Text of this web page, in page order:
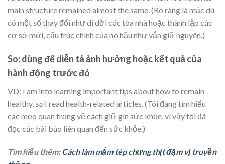
main structure remained almost the same. (Rõ ràng là mặc dù
có một số thay đổi như di dời các tòa nhà hoặc thành lập các
cơ sở mới, cấu trúc chính của nó hầu như vẫn giữ nguyên.)
So: dùng để diễn tả ảnh hưởng hoặc kết quả của
hành động trước đó
VD: I am into learning important tips about how to remain
healthy, soI read health-related articles. (Tôi đang tìm hiểu
các mẹo quan trọng về cách giữ gìn sức khỏe, vì vậy tôi đã
đọc các bài báo liên quan đến sức khỏe.)
Tìm hiểu thêm:Cách làm mắm tép chưng thịt đậm vị truyền